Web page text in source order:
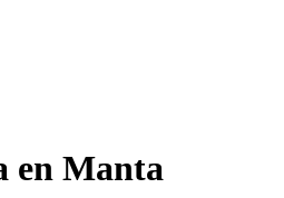
en Manta